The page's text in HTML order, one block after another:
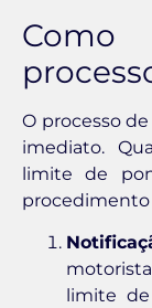
O processo
imediato.
limite de
limite